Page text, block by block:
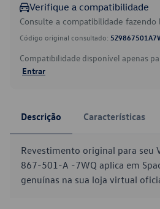
Verifique a compatibilidade
Consulte a compatibilidade fazendo
Código original consultado:
Compatibilidade disponível apenas
Entrar
Descrição Características
Revestimento original para seu
867-501-A -7WQ aplica em
genuínas na sua loja virtual